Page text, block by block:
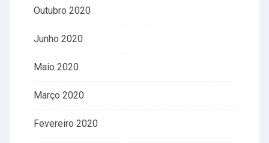
Outubro 2020
Junho 2020
Maio 2020
Março 2020
Fevereiro 2020